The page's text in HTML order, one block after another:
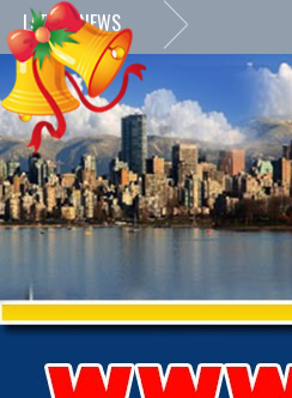
LATEST NEWS